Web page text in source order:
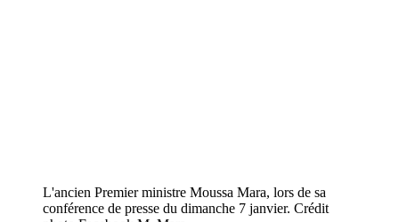
L'ancien Premier ministre Moussa Mara, lors de sa
conférence de presse du dimanche 7 janvier. Crédit